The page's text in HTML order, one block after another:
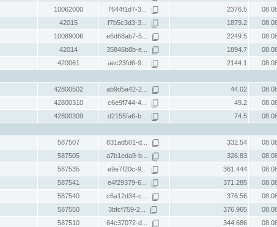
10062000 7644f1d7-3... 2376.5
42015 f7b5c3d3-3... 1879.2
10089006 e6d68ab7-5... 2249.5
42014 35846b8b-e... 1894.7
420061 aec23fd6-9... 2144.1
42800502 ab9d5a42-2... 44.02
42800310 c6e9f744-4... 49.2
42800309 d2155fa6-b... 74.5
587507 831ad501-d... 332.54
587505 a7b1eda9-b... 326.83
587535 e9e7f20c-9... 361.444
587541 e4f29379-6... 371.285
587540 c6a12d34-c... 376.56
587550 3bfcf759-2... 376.965
587510 64c37072-d... 344.686